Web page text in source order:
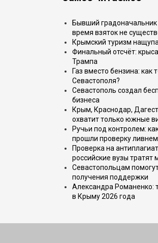
Бывший градоначальник
время взяток не
Крымский туризм
Финальный отсчёт:
Трампа
Газ вместо бензина:
Севастополя?
Севастополь создал
бизнеса
Крым, Краснодар,
охватит только южные
Ручьи под контролем:
прошли проверку
Проверка на
российские вузы
Севастопольцам
получения поддержки
Александра Романенко:
в Крыму 2026 года